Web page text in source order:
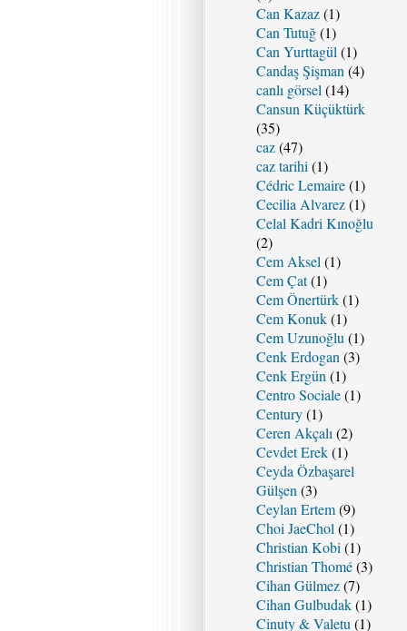
Can Kazaz(1)
Can Tutuğ(1)
Can Yurttagül (1)
Candaş Şişman (4)
canlı görsel (14)
Cansun Küçüktürk
(35)
caz(47)
caz tarihi (1)
Cédric Lemaire(1)
Cecilia Alvarez(1)
Celal Kadri Kınoğlu
(2)
Cem Aksel (1)
Cem Çat(1)
Cem Önertürk(1)
Cem Konuk(1)
Cem Uzunoğlu (1)
Cenk Erdogan (3)
Cenk Ergün (1)
Centro Sociale(1)
Century(1)
Ceren Akçalı (2)
Cevdet Erek(1)
Ceyda Özbaşarel
Gülşen (3)
Ceylan Ertem(9)
Choi JaeChol (1)
Christian Kobi (1)
Christian Thomé(3)
Cihan Gülmez(7)
Cihan Gulbudak(1)
Cinuty & Valetu (1)